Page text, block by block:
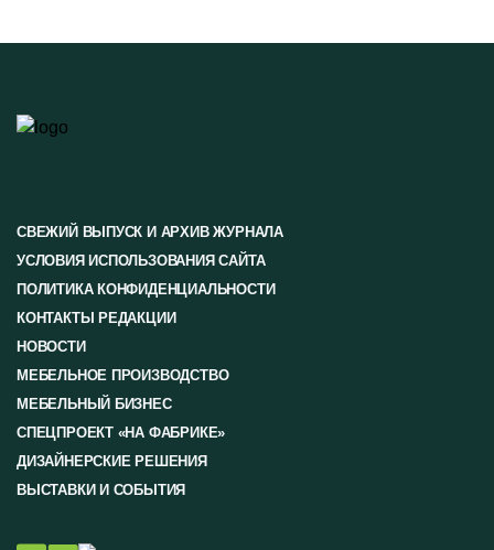
СВЕЖИЙ ВЫПУСК И АРХИВ ЖУРНАЛА
УСЛОВИЯ ИСПОЛЬЗОВАНИЯ САЙТА
ПОЛИТИКА КОНФИДЕНЦИАЛЬНОСТИ
КОНТАКТЫ РЕДАКЦИИ
НОВОСТИ
МЕБЕЛЬНОЕ ПРОИЗВОДСТВО
МЕБЕЛЬНЫЙ БИЗНЕС
СПЕЦПРОЕКТ «НА ФАБРИКЕ»
ДИЗАЙНЕРСКИЕ РЕШЕНИЯ
ВЫСТАВКИ И СОБЫТИЯ